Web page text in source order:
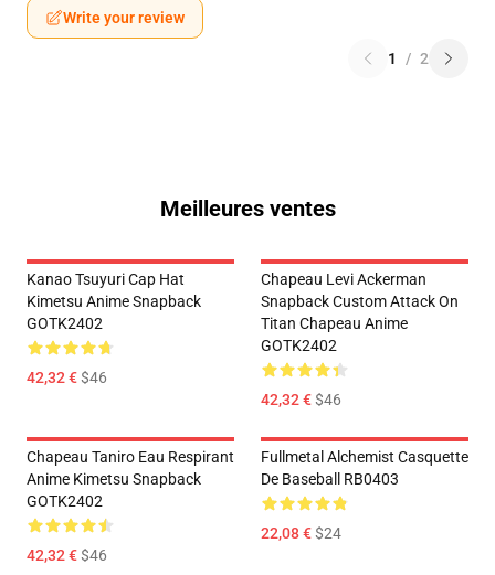
Write your review
1 / 2
Meilleures ventes
Kanao Tsuyuri Cap Hat
Kimetsu Anime Snapback
GOTK2402
42,32 €$46
Chapeau Levi Ackerman
Snapback Custom Attack On
Titan Chapeau Anime
GOTK2402
42,32 €$46
Chapeau Taniro Eau Respirant
Anime Kimetsu Snapback
GOTK2402
42,32 €$46
Fullmetal Alchemist Casquette
De Baseball RB0403
22,08 €$24